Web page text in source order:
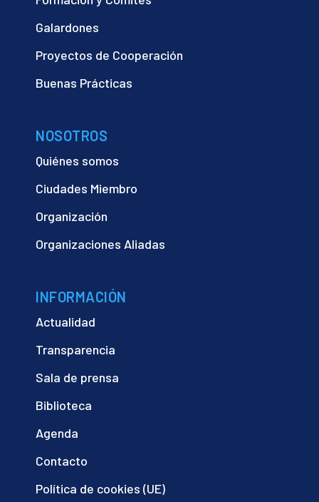
Galardones
Proyectos de Cooperación
Buenas Prácticas
NOSOTROS
Quiénes somos
Ciudades Miembro
Organización
Organizaciones Aliadas
INFORMACIÓN
Actualidad
Transparencia
Sala de prensa
Biblioteca
Agenda
Contacto
Política de cookies (UE)